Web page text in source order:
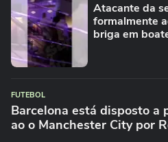
Atacante da
formalmente
briga em
FUTEBOL
Barcelona está disposto a
ao o Manchester City por